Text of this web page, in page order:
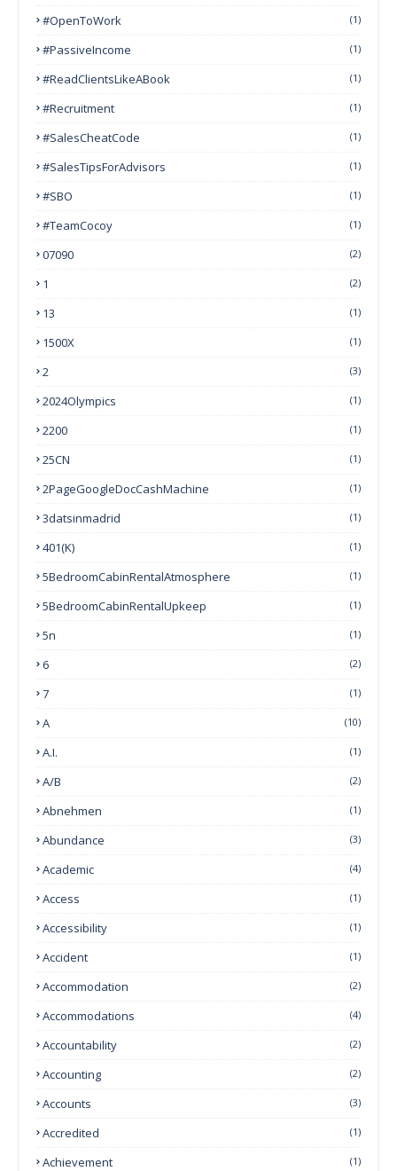
#OpenToWork (1)
#PassiveIncome (1)
#ReadClientsLikeABook (1)
#Recruitment (1)
#SalesCheatCode (1)
#SalesTipsForAdvisors (1)
#SBO (1)
#TeamCocoy (1)
07090 (2)
1 (2)
13 (1)
1500X (1)
2 (3)
2024Olympics (1)
2200 (1)
25CN (1)
2PageGoogleDocCashMachine (1)
3datsinmadrid (1)
401(k) (1)
5BedroomCabinRentalAtmosphere (1)
5BedroomCabinRentalUpkeep (1)
5n (1)
6 (2)
7 (1)
A (10)
A.I. (1)
A/B (2)
Abnehmen (1)
Abundance (3)
Academic (4)
Access (1)
Accessibility (1)
Accident (1)
Accommodation (2)
Accommodations (4)
Accountability (2)
Accounting (2)
Accounts (3)
Accredited (1)
Achievement (1)